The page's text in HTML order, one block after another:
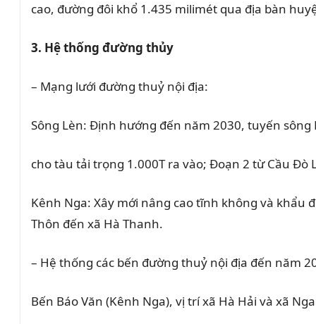
cao, đường đôi khổ 1.435 milimét qua địa bàn
3. Hệ thống đường thủy
– Mạng lưới đường thuỷ nội địa:
Sông Lèn: Định hướng đến năm 2030, tuyến sông
cho tàu tải trọng 1.000T ra vào; Đoạn 2 từ Cầu Đò
Kênh Nga: Xây mới nâng cao tĩnh không và khẩu
Thôn đến xã Hà Thanh.
– Hệ thống các bến đường thuỷ nội địa đến năm
Bến Báo Văn (Kênh Nga), vị trí xã Hà Hải và xã